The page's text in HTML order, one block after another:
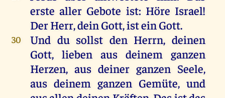
erste aller Gebote ist: Höre Israel!
Der Herr, dein Gott, ist ein Gott.
30
Und du sollst den Herrn, deinen
Gott, lieben aus deinem ganzen
Herzen, aus deiner ganzen Seele,
aus deinem ganzen Gemüte, und